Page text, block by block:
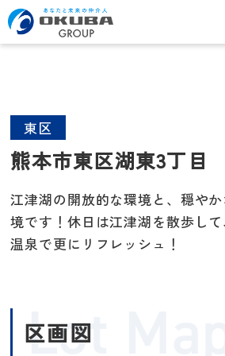
東区
熊本市東区湖東3丁目
江津湖の開放的な環境と、穏や
境です！休日は江津湖を散歩し
温泉で更にリフレッシュ！
区画図
Lot Map